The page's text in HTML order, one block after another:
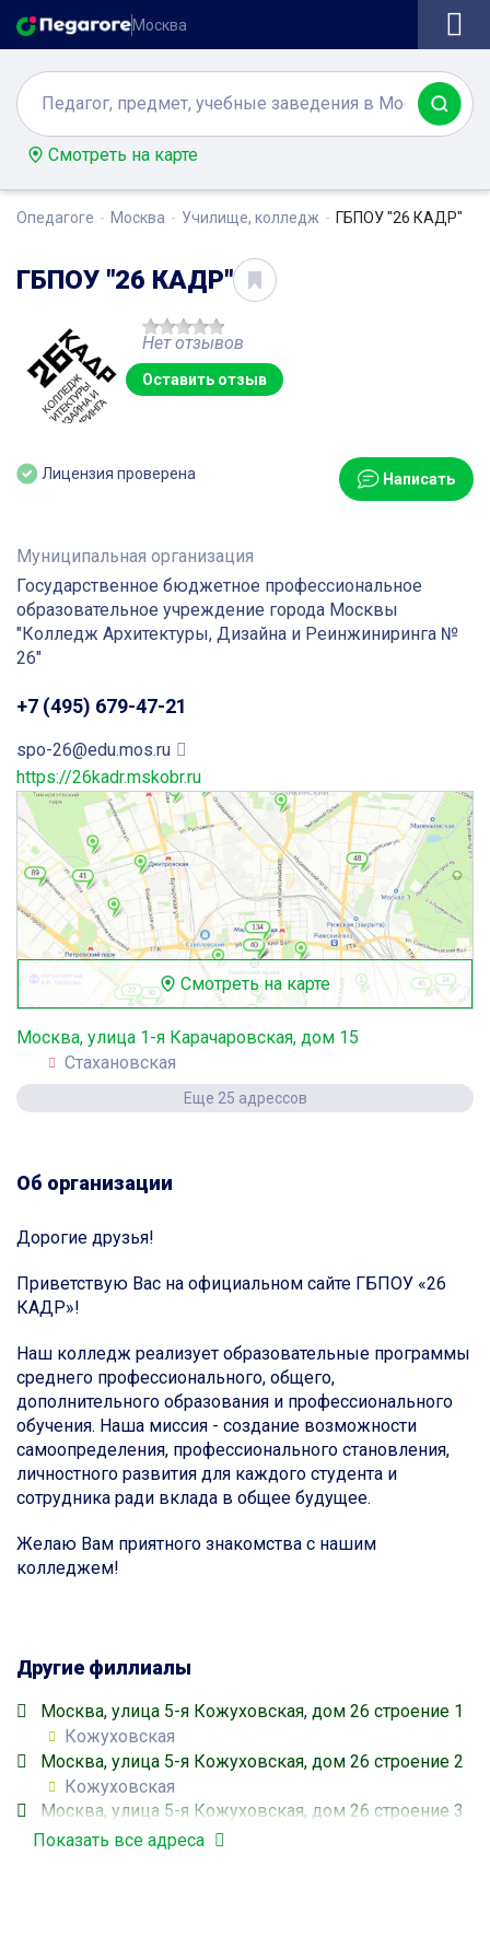
Москва
Смотреть на карте
Опедагоге Москва Училище, колледж ГБПОУ "26 КАДР"
ГБПОУ "26 КАДР"
Нет отзывов
Оставить отзыв
Лицензия проверена Написать
Муниципальная организация
Государственное бюджетное профессиональное
образовательное учреждение города Москвы
"Колледж Архитектуры, Дизайна и Реинжиниринга №
26"
+7 (495) 679-47-21
spo-26@edu.mos.ru
https://26kadr.mskobr.ru
Смотреть на карте
Москва, улица 1-я Карачаровская, дом 15
Стахановская
Еще 25 адрессов
Об организации
Дорогие друзья!
Приветствую Вас на официальном сайте ГБПОУ «26
КАДР»!
Наш колледж реализует образовательные программы
среднего профессионального, общего,
дополнительного образования и профессионального
обучения. Наша миссия - создание возможности
самоопределения, профессионального становления,
личностного развития для каждого студента и
сотрудника ради вклада в общее будущее.
Желаю Вам приятного знакомства с нашим
колледжем!
Другие филлиалы
Москва, улица 5-я Кожуховская, дом 26 строение 1
Кожуховская
Москва, улица 5-я Кожуховская, дом 26 строение 2
Кожуховская
Москва, улица 5-я Кожуховская, дом 26 строение 3
Кожуховская
Показать все адреса